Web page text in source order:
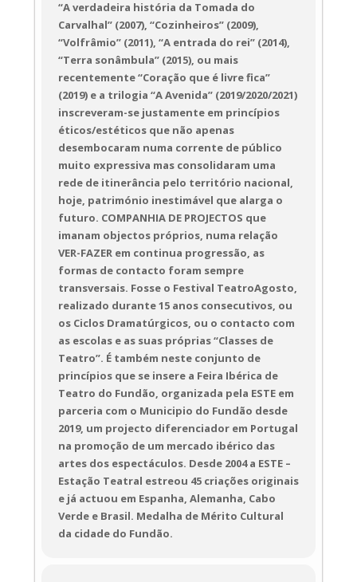
“A verdadeira história da Tomada do
Carvalhal” (2007), “Cozinheiros” (2009),
“Volfrâmio” (2011), “A entrada do rei” (2014),
“Terra sonâmbula” (2015), ou mais
recentemente “Coração que é livre fica”
(2019) e a trilogia “A Avenida” (2019/2020/2021)
inscreveram-se justamente em princípios
éticos/estéticos que não apenas
desembocaram numa corrente de público
muito expressiva mas consolidaram uma
rede de itinerância pelo território nacional,
hoje, património inestimável que alarga o
futuro. COMPANHIA DE PROJECTOS que
imanam objectos próprios, numa relação
VER-FAZER em continua progressão, as
formas de contacto foram sempre
transversais. Fosse o Festival TeatroAgosto,
realizado durante 15 anos consecutivos, ou
os Ciclos Dramatúrgicos, ou o contacto com
as escolas e as suas próprias “Classes de
Teatro”. É também neste conjunto de
princípios que se insere a Feira Ibérica de
Teatro do Fundão, organizada pela ESTE em
parceria com o Municipio do Fundão desde
2019, um projecto diferenciador em Portugal
na promoção de um mercado ibérico das
artes dos espectáculos. Desde 2004 a ESTE –
Estação Teatral estreou 45 criações originais
e já actuou em Espanha, Alemanha, Cabo
Verde e Brasil. Medalha de Mérito Cultural
da cidade do Fundão.